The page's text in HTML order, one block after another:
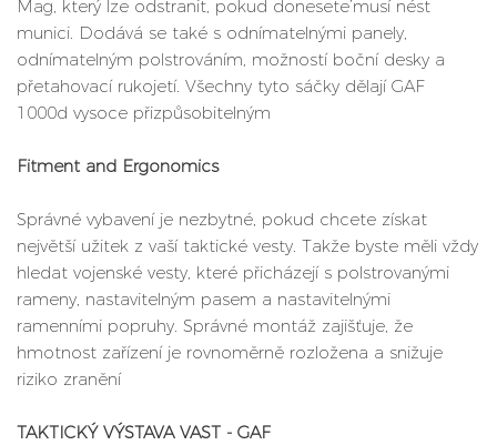
Mag, který lze odstranit, pokud donesete’musí nést
munici. Dodává se také s odnímatelnými panely,
odnímatelným polstrováním, možností boční desky a
přetahovací rukojetí. Všechny tyto sáčky dělají GAF
1000d vysoce přizpůsobitelným
Fitment and Ergonomics
Správné vybavení je nezbytné, pokud chcete získat
největší užitek z vaší taktické vesty. Takže byste měli vždy
hledat vojenské vesty, které přicházejí s polstrovanými
rameny, nastavitelným pasem a nastavitelnými
ramenními popruhy. Správné montáž zajišťuje, že
hmotnost zařízení je rovnoměrně rozložena a snižuje
riziko zranění
TAKTICKÝ VÝSTAVA VAST - GAF